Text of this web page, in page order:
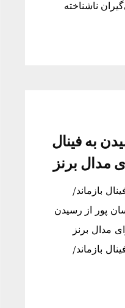
ناشناخته
به فینال
مدال برنز
بازماند/
پور از رسیدن
مدال برنز
بازماند/